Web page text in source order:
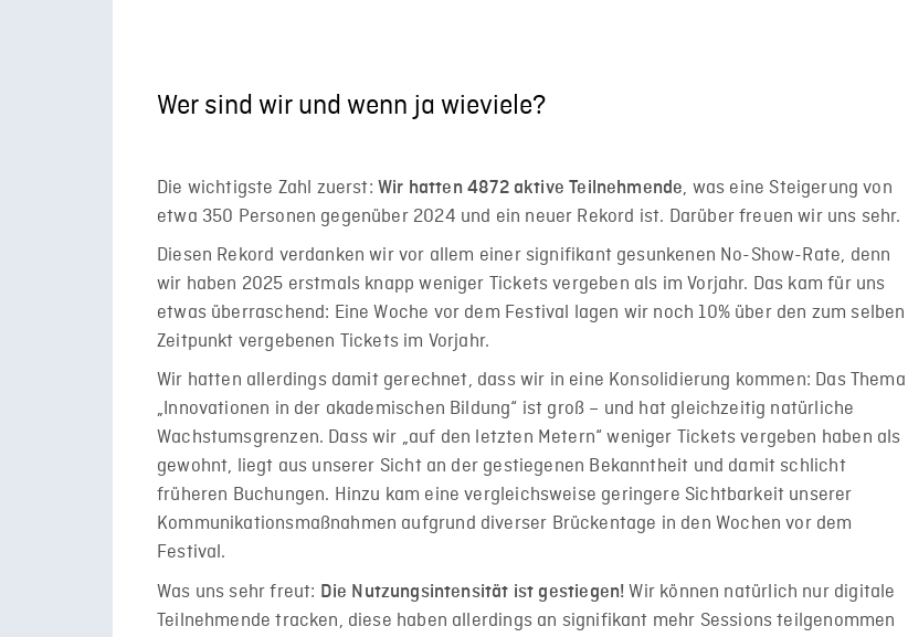
Wer sind wir und wenn ja wieviele?
Die wichtigste Zahl zuerst:Wir hatten 4872 aktive Teilnehmende, was eine Steigerung von
etwa 350 Personen gegenüber 2024 und ein neuer Rekord ist. Darüber freuen wir uns sehr.
Diesen Rekord verdanken wir vor allem einer signifikant gesunkenen No-Show-Rate, denn
wir haben 2025 erstmals knapp weniger Tickets vergeben als im Vorjahr. Das kam für uns
etwas überraschend: Eine Woche vor dem Festival lagen wir noch 10% über den zum selben
Zeitpunkt vergebenen Tickets im Vorjahr.
Wir hatten allerdings damit gerechnet, dass wir in eine Konsolidierung kommen: Das Thema
„Innovationen in der akademischen Bildung“ ist groß – und hat gleichzeitig natürliche
Wachstumsgrenzen. Dass wir „auf den letzten Metern“ weniger Tickets vergeben haben als
gewohnt, liegt aus unserer Sicht an der gestiegenen Bekanntheit und damit schlicht
früheren Buchungen. Hinzu kam eine vergleichsweise geringere Sichtbarkeit unserer
Kommunikationsmaßnahmen aufgrund diverser Brückentage in den Wochen vor dem
Festival.
Was uns sehr freut: Die Nutzungsintensität ist gestiegen! Wir können natürlich nur digitale
Teilnehmende tracken, diese haben allerdings an signifikant mehr Sessions teilgenommen